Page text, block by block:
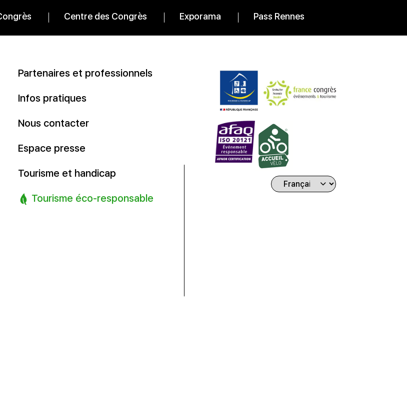
Centre des Congrès Exporama Pass Rennes
Partenaires et professionnels
Infos pratiques
Nous contacter
Espace presse
Tourisme et handicap
Tourisme éco-responsable